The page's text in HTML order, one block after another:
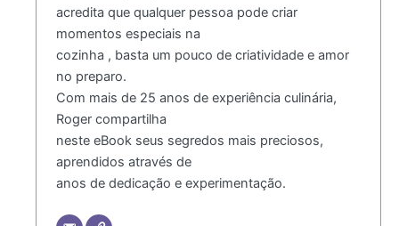
acredita que qualquer pessoa pode criar
momentos especiais na
cozinha , basta um pouco de criatividade e amor
no preparo.
Com mais de 25 anos de experiência culinária,
Roger compartilha
neste eBook seus segredos mais preciosos,
aprendidos através de
anos de dedicação e experimentação.